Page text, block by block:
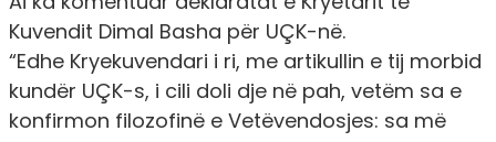
Kuvendit Dimal Basha për UÇK-në.
“Edhe Kryekuvendari i ri, me artikullin e tij morbid
kundër UÇK-s, i cili doli dje në pah, vetëm sa e
konfirmon filozofinë e Vetëvendosjes: sa më